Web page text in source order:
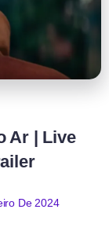
Ar | Live
De 2024